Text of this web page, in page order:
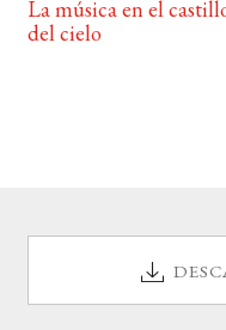
La música en el
del cielo